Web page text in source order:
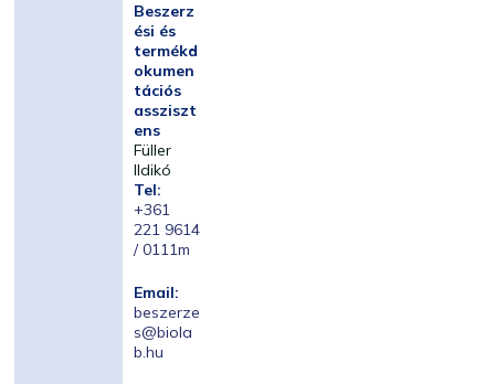
Beszerz
ési és
termékd
okumen
tációs
assziszt
ens
Füller
Ildikó
Tel:
+361
221 9614
/ 0111m
Email:
beszerze
s@biola
b.hu